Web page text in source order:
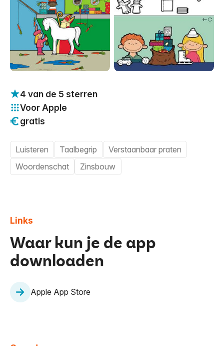
4 van de 5 sterren
Voor Apple
gratis
Luisteren Taalbegrip
Verstaanbaar praten
Woordenschat
Zinsbouw
Links
Waar kun je de app
downloaden
Apple App Store